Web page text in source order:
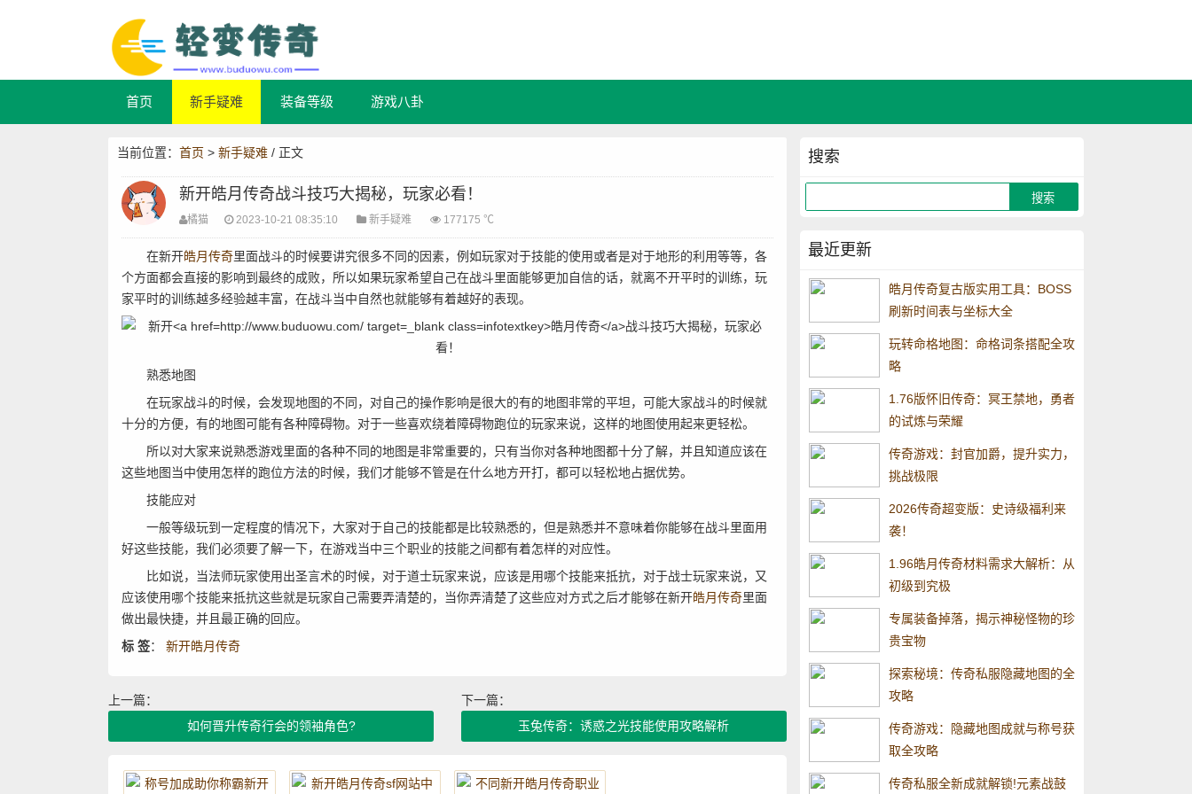
首页 新手疑难 装备等级 游戏八卦
当前位置： 首页 > 新手疑难 / 正文
新开皓月传奇战斗技巧大揭秘，玩家必看！
橘猫 2023-10-21 08:35:10 新手疑难 177175 ℃
在新开皓月传奇里面战斗的时候要讲究很多不同的因素，例如玩家对于技能的使用或者是对于地形的利用等等，各
个方面都会直接的影响到最终的成败，所以如果玩家希望自己在战斗里面能够更加自信的话，就离不开平时的训练，玩
家平时的训练越多经验越丰富，在战斗当中自然也就能够有着越好的表现。
熟悉地图
在玩家战斗的时候，会发现地图的不同，对自己的操作影响是很大的有的地图非常的平坦，可能大家战斗的时候就
十分的方便，有的地图可能有各种障碍物。对于一些喜欢绕着障碍物跑位的玩家来说，这样的地图使用起来更轻松。
所以对大家来说熟悉游戏里面的各种不同的地图是非常重要的，只有当你对各种地图都十分了解，并且知道应该在
这些地图当中使用怎样的跑位方法的时候，我们才能够不管是在什么地方开打，都可以轻松地占据优势。
技能应对
一般等级玩到一定程度的情况下，大家对于自己的技能都是比较熟悉的，但是熟悉并不意味着你能够在战斗里面用
好这些技能，我们必须要了解一下，在游戏当中三个职业的技能之间都有着怎样的对应性。
比如说，当法师玩家使用出圣言术的时候，对于道士玩家来说，应该是用哪个技能来抵抗，对于战士玩家来说，又
应该使用哪个技能来抵抗这些就是玩家自己需要弄清楚的，当你弄清楚了这些应对方式之后才能够在新开皓月传奇里面
做出最快捷，并且最正确的回应。
标 签： 新开皓月传奇
上一篇：
如何晋升传奇行会的领袖角色?
下一篇：
玉兔传奇：诱惑之光技能使用攻略解析
搜索
最近更新
皓月传奇复古版实用工具：BOSS
刷新时间表与坐标大全
玩转命格地图：命格词条搭配全攻
略
1.76版怀旧传奇：冥王禁地，勇者
的试炼与荣耀
传奇游戏：封官加爵，提升实力，
挑战极限
2026传奇超变版：史诗级福利来
袭！
1.96皓月传奇材料需求大解析：从
初级到究极
专属装备掉落，揭示神秘怪物的珍
贵宝物
探索秘境：传奇私服隐藏地图的全
攻略
传奇游戏：隐藏地图成就与称号获
取全攻略
传奇私服全新成就解锁!元素战鼓